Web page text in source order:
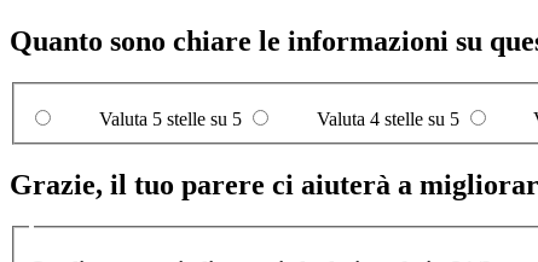
Quanto sono chiare le informazioni su
Valuta 5 stelle su 5 Valuta 4 stelle su 5
Grazie, il tuo parere ci aiuterà a